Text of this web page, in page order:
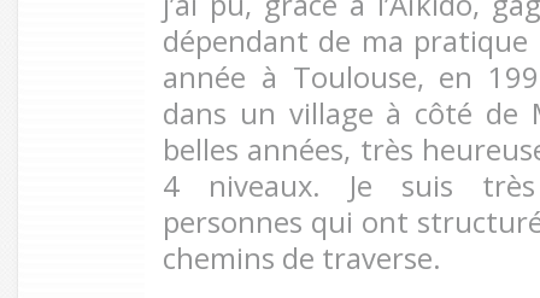
dépendant de ma pratique
année à Toulouse, en
dans un village à côté de
belles années, très
4 niveaux. Je suis très
personnes qui ont
chemins de traverse.